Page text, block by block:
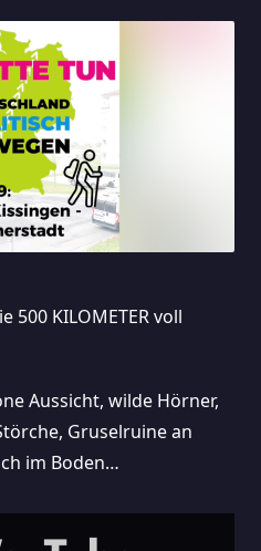
500 KILOMETER voll
Aussicht, wilde Hörner,
Gruselruine an
im Boden…